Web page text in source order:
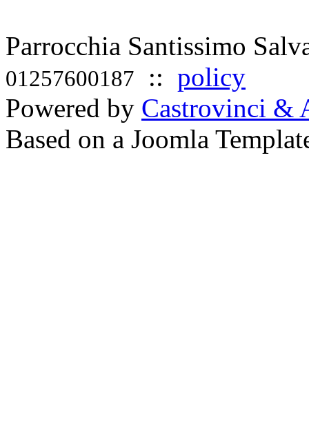
Parrocchia Santissimo
01257600187 :: policy
Powered by Castrovinci &
Based on a Joomla